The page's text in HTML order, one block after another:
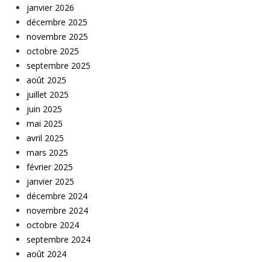
janvier 2026
décembre 2025
novembre 2025
octobre 2025
septembre 2025
août 2025
juillet 2025
juin 2025
mai 2025
avril 2025
mars 2025
février 2025
janvier 2025
décembre 2024
novembre 2024
octobre 2024
septembre 2024
août 2024